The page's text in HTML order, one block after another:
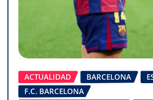
ACTUALIDAD BARCELONA
F.C. BARCELONA